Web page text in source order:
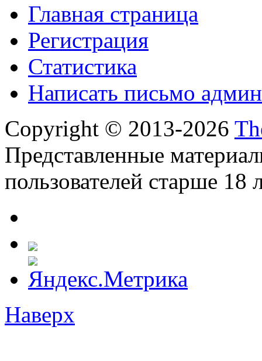
Главная страница
Регистрация
Статистика
Написать письмо
Copyright © 2013-2026
Представленные
пользователей старше 18
Наверх